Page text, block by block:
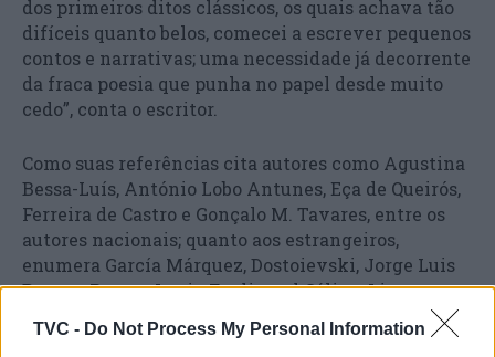
TVC - Do Not Process My Personal Information
dos primeiros ditos clássicos, os quais achava tão
difíceis quanto belos, comecei a escrever pequenos
contos e narrativas; uma necessidade já decorrente
da fraca poesia que punha no papel desde muito
cedo”, conta o escritor.
Como suas referências cita autores como Agustina
Bessa-Luís, António Lobo Antunes, Eça de Queirós,
Ferreira de Castro e Gonçalo M. Tavares, entre os
autores nacionais; quanto aos estrangeiros,
enumera García Márquez, Dostoievski, Jorge Luis
Borges, Proust, Louis-Ferdinand Céline, Lispector e
cinematográficas, como os realizadores Stanley